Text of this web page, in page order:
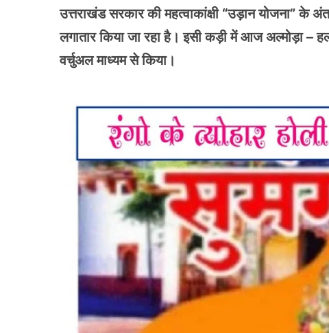
उत्तराखंड सरकार की महत्वाकांक्षी “उड़ान योजना” के
लगातार किया जा रहा है। इसी कड़ी में आज अल्मोड़ा –
वर्चुअल माध्यम से किया।